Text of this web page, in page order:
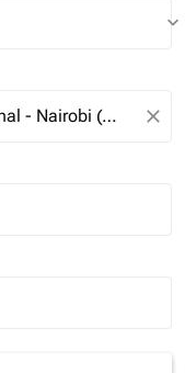
keyboard_arrow_down
close